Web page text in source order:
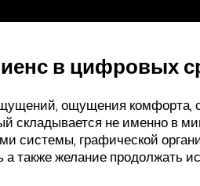
в цифровых
ощущения комфорта,
складывается не именно в
системы, графической
а также желание продолжать